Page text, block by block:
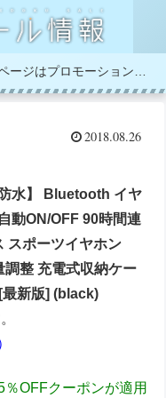
2018.08.26
水】 Bluetooth イヤ
動ON/OFF 90時間連
スポーツイヤホン
整 充電式収納ケー
新版] (black)
OFFクーポンが適用